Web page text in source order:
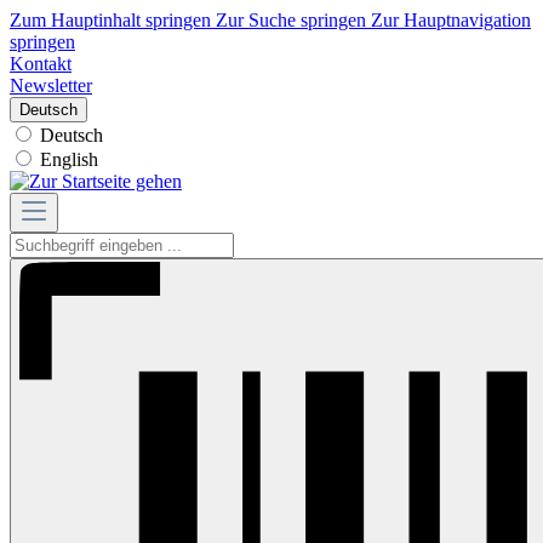
Zum Hauptinhalt springen Zur Suche springen Zur Hauptnavigation
springen
Kontakt
Newsletter
Deutsch
Deutsch
English